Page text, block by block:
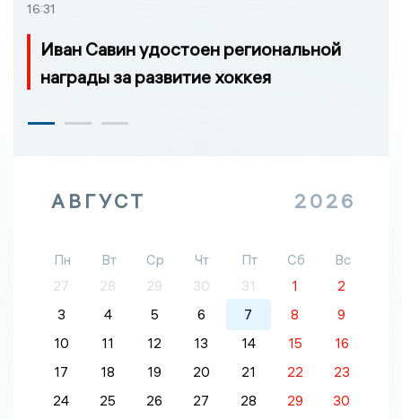
16:31
Иван Савин удостоен региональной
награды за развитие хоккея
АВГУСТ 2026
Пн Вт Ср Чт Пт Сб
Вс
27
28 29 30 31 1
2
3
4 5 6 7 8
9
10
11 12 13 14 15
16
17
18 19 20 21 22
23
24
25 26 27 28 29
30